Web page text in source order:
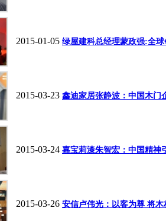
2015-01-05 绿屋建科总经理蒙政强:全
2015-03-23 鑫迪家居张静波：中国木门
2015-03-24 嘉宝莉漆朱智宏：中国精神
2015-03-26 安信卢伟光：以客为尊 将